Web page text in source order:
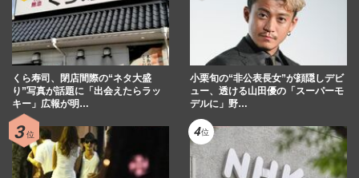
くら寿司、閉店間際の“ネタ大盛
り”写真が話題に「出会えたらラッ
キー」広報が明…
小栗旬の“非公表長女”が顔隠しデビ
ュー、透ける山田優の「スーパーモ
デルに」野…